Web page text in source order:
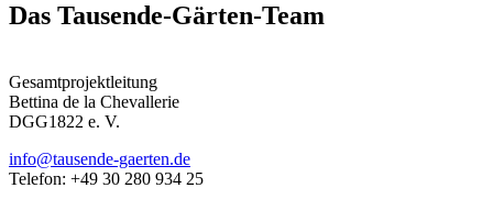
Das Tausende-Gärten-Team
Gesamtprojektleitung
Bettina de la Chevallerie
DGG1822 e. V.
info@tausende-gaerten.de
Telefon: +49 30 280 934 25